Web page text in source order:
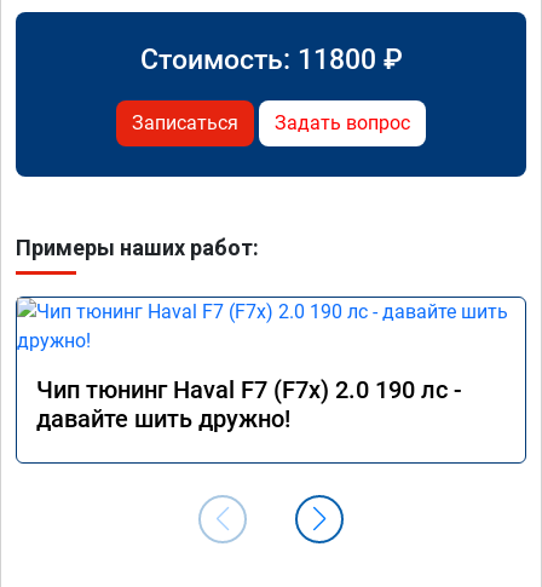
Стоимость: 11800 ₽
Записаться Задать вопрос
Примеры наших работ:
Чип тюнинг Haval F7 (F7x) 2.0 190 лс -
давайте шить дружно!